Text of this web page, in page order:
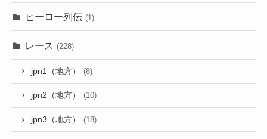
ヒーロー列伝 (1)
レース (228)
jpn1（地方） (8)
jpn2（地方） (10)
jpn3（地方） (18)